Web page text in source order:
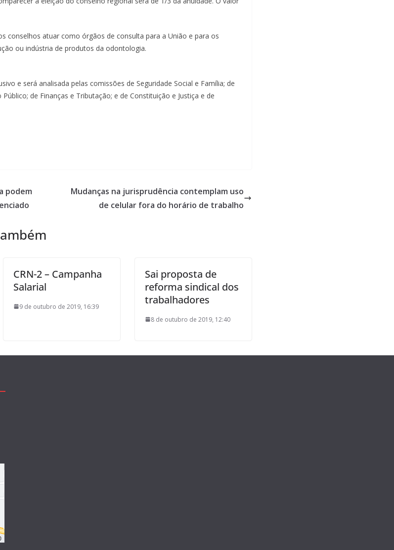
conselhos atuar como órgãos de consulta para a União e para os
ou indústria de produtos da odontologia.
e será analisada pelas comissões de Seguridade Social e Família; de
de Finanças e Tributação; e de Constituição e Justiça e de
podem
Mudanças na jurisprudência contemplam uso
de celular fora do horário de trabalho
CRN-2 – Campanha
Salarial
9 de outubro de 2019, 16:39
Sai proposta de
reforma sindical dos
trabalhadores
8 de outubro de 2019, 12:40